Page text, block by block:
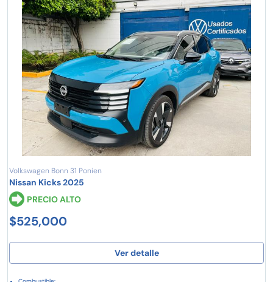
Volkswagen Bonn 31 Ponien
Nissan Kicks 2025
PRECIO ALTO
$525,000
Ver detalle